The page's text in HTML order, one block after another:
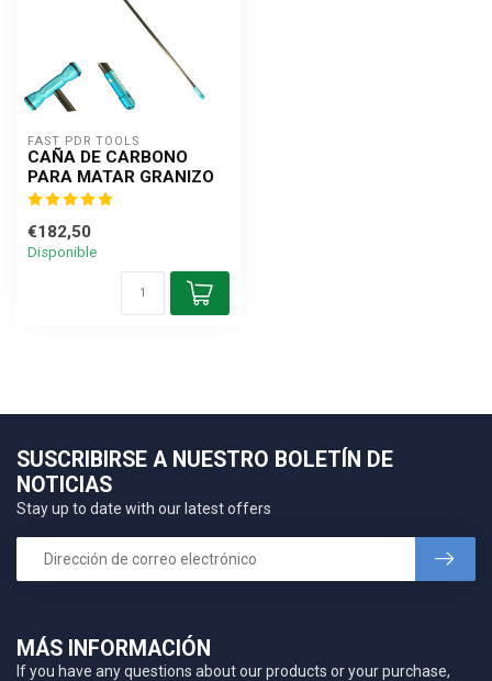
FAST PDR TOOLS
CAÑA DE CARBONO
PARA MATAR GRANIZO
€182,50
Disponible
MÁS INFORMACIÓN
If you have any questions about our products or your purchase,
SUSCRIBIRSE A NUESTRO BOLETÍN DE
NOTICIAS
Stay up to date with our latest offers